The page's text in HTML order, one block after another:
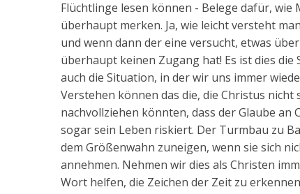
Flüchtlinge lesen können - Belege dafür,
überhaupt merken. Ja, wie leicht versteht
und wenn dann der eine versucht, etwas
überhaupt keinen Zugang hat! Es ist dies
auch die Situation, in der wir uns immer
Verstehen können das die, die Christus
nachvollziehen könnten, dass der Glaube
sogar sein Leben riskiert. Der Turmbau zu
dem Größenwahn zuneigen, wenn sie sich
annehmen. Nehmen wir dies als Christen
Wort helfen, die Zeichen der Zeit zu